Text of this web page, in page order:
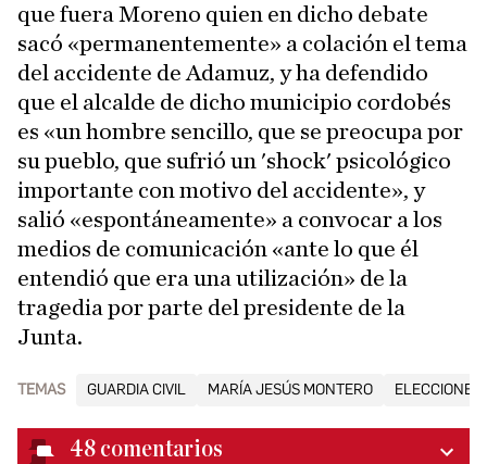
que fuera Moreno quien en dicho debate
sacó «permanentemente» a colación el tema
del accidente de Adamuz, y ha defendido
que el alcalde de dicho municipio cordobés
es «un hombre sencillo, que se preocupa por
su pueblo, que sufrió un 'shock' psicológico
importante con motivo del accidente», y
salió «espontáneamente» a convocar a los
medios de comunicación «ante lo que él
entendió que era una utilización» de la
tragedia por parte del presidente de la
Junta.
TEMAS GUARDIA CIVIL MARÍA JESÚS MONTERO
48 comentarios